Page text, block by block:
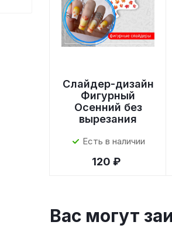
Слайдер-дизайн
Фигурный
Осенний без
вырезания
Есть в наличии
120 ₽
Вас могут